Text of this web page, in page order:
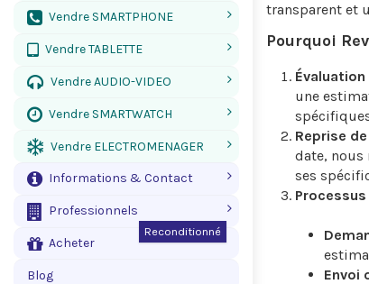
Vendre SMARTPHONE
Vendre TABLETTE
Vendre AUDIO-VIDEO
Vendre SMARTWATCH
Vendre ELECTROMENAGER
Informations & Contact
Professionnels
Acheter
Reconditionné
Blog
transparent et
Pourquoi
une
Reprise
date, nous
ses
Envoi